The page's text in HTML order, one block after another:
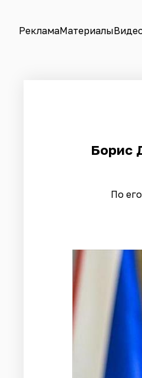
РекламаМатериалы
Борис
По